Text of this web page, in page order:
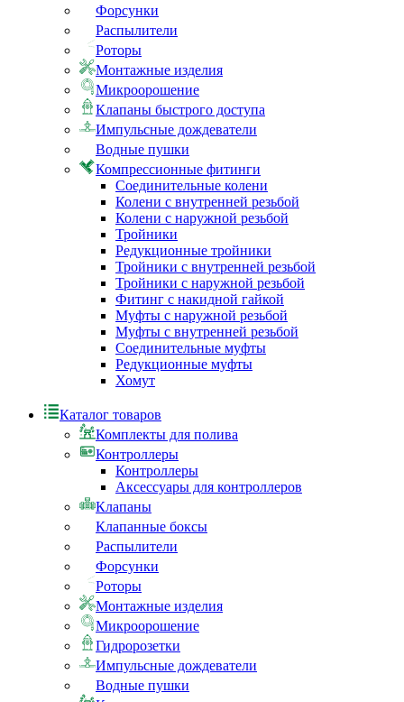
Форсунки
Распылители
Роторы
Монтажные изделия
Микроорошение
Клапаны быстрого доступа
Импульсные дождеватели
Водные пушки
Компрессионные фитинги
Соединительные колени
Колени с внутренней резьбой
Колени с наружной резьбой
Тройники
Редукционные тройники
Тройники с внутренней резьбой
Тройники с наружной резьбой
Фитинг с накидной гайкой
Муфты с наружной резьбой
Муфты с внутренней резьбой
Соединительные муфты
Редукционные муфты
Хомут
Каталог товаров
Комплекты для полива
Контроллеры
Контроллеры
Аксессуары для контроллеров
Клапаны
Клапанные боксы
Распылители
Форсунки
Роторы
Монтажные изделия
Микроорошение
Гидророзетки
Импульсные дождеватели
Водные пушки